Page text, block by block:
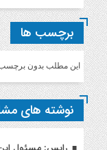
برچسب ها
این مطلب بدون
نوشته های